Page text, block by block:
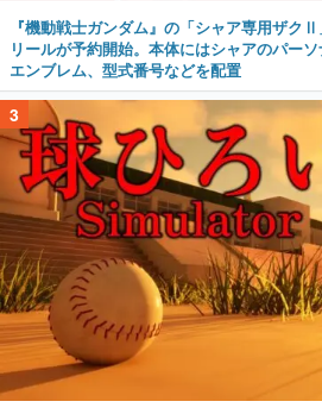
『機動戦士ガンダム』の「シャア専用ザク
リールが予約開始。本体にはシャアのパー
エンブレム、型式番号などを配置
3